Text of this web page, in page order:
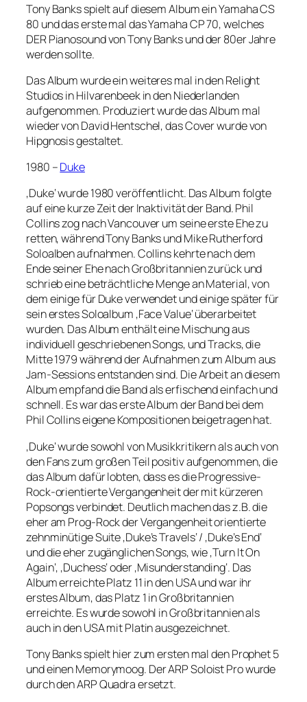
Tony Banks spielt auf diesem Album ein Yamaha CS
80 und das erste mal das Yamaha CP 70, welches
DER Pianosound von Tony Banks und der 80er Jahre
werden sollte.
Das Album wurde ein weiteres mal in den Relight
Studios in Hilvarenbeek in den Niederlanden
aufgenommen. Produziert wurde das Album mal
wieder von David Hentschel, das Cover wurde von
Hipgnosis gestaltet.
1980 –Duke
‚Duke‘ wurde 1980 veröffentlicht. Das Album folgte
auf eine kurze Zeit der Inaktivität der Band. Phil
Collins zog nach Vancouver um seine erste Ehe zu
retten, während Tony Banks und Mike Rutherford
Soloalben aufnahmen. Collins kehrte nach dem
Ende seiner Ehe nach Großbritannien zurück und
schrieb eine beträchtliche Menge an Material, von
dem einige für Duke verwendet und einige später für
sein erstes Soloalbum ‚Face Value‘ überarbeitet
wurden. Das Album enthält eine Mischung aus
individuell geschriebenen Songs, und Tracks, die
Mitte 1979 während der Aufnahmen zum Album aus
Jam-Sessions entstanden sind. Die Arbeit an diesem
Album empfand die Band als erfischend einfach und
schnell. Es war das erste Album der Band bei dem
Phil Collins eigene Kompositionen beigetragen hat.
‚Duke‘ wurde sowohl von Musikkritikern als auch von
den Fans zum großen Teil positiv aufgenommen, die
das Album dafür lobten, dass es die Progressive-
Rock-orientierte Vergangenheit der mit kürzeren
Popsongs verbindet. Deutlich machen das z.B. die
eher am Prog-Rock der Vergangenheit orientierte
zehnminütige Suite ‚Duke’s Travels‘ / ‚Duke’s End‘
und die eher zugänglichen Songs, wie ‚Turn It On
Again‘, ‚Duchess‘ oder ‚Misunderstanding‘. Das
Album erreichte Platz 11 in den USA und war ihr
erstes Album, das Platz 1 in Großbritannien
erreichte. Es wurde sowohl in Großbritannien als
auch in den USA mit Platin ausgezeichnet.
Tony Banks spielt hier zum ersten mal den Prophet 5
und einen Memorymoog. Der ARP Soloist Pro wurde
durch den ARP Quadra ersetzt.